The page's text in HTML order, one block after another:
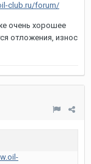
club.ru/forum/
очень хорошее
отложения, износ